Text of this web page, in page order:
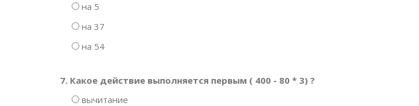
на 5
на 37
на 54
7. Какое действие выполняется первым ( 400 - 80 * 3) ?
вычитание